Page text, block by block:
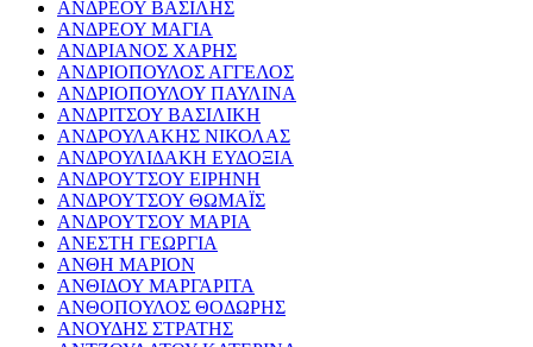
ΑΝΔΡΕΟΥ ΒΑΣΙΛΗΣ
ΑΝΔΡΕΟΥ ΜΑΓΙΑ
ΑΝΔΡΙΑΝΟΣ ΧΑΡΗΣ
ΑΝΔΡΙΟΠΟΥΛΟΣ ΑΓΓΕΛΟΣ
ΑΝΔΡΙΟΠΟΥΛΟΥ ΠΑΥΛΙΝΑ
ΑΝΔΡΙΤΣΟΥ ΒΑΣΙΛΙΚΗ
ΑΝΔΡΟΥΛΑΚΗΣ ΝΙΚΟΛΑΣ
ΑΝΔΡΟΥΛΙΔΑΚΗ ΕΥΔΟΞΙΑ
ΑΝΔΡΟΥΤΣΟΥ ΕΙΡΗΝΗ
ΑΝΔΡΟΥΤΣΟΥ ΘΩΜΑΪΣ
ΑΝΔΡΟΥΤΣΟΥ ΜΑΡΙΑ
ΑΝΕΣΤΗ ΓΕΩΡΓΙΑ
ΑΝΘΗ ΜΑΡΙΟΝ
ΑΝΘΙΔΟΥ ΜΑΡΓΑΡΙΤΑ
ΑΝΘΟΠΟΥΛΟΣ ΘΟΔΩΡΗΣ
ΑΝΟΥΔΗΣ ΣΤΡΑΤΗΣ